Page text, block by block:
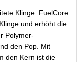
Klinge. FuelCore
und erhöht die
Polymer-
den Pop. Mit
den Kern ist die